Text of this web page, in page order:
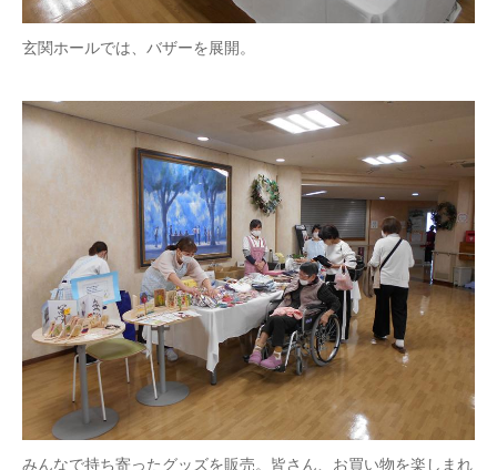
玄関ホールでは、バザーを展開。
みんなで持ち寄ったグッズを販売。皆さん、お買い物を楽しまれ